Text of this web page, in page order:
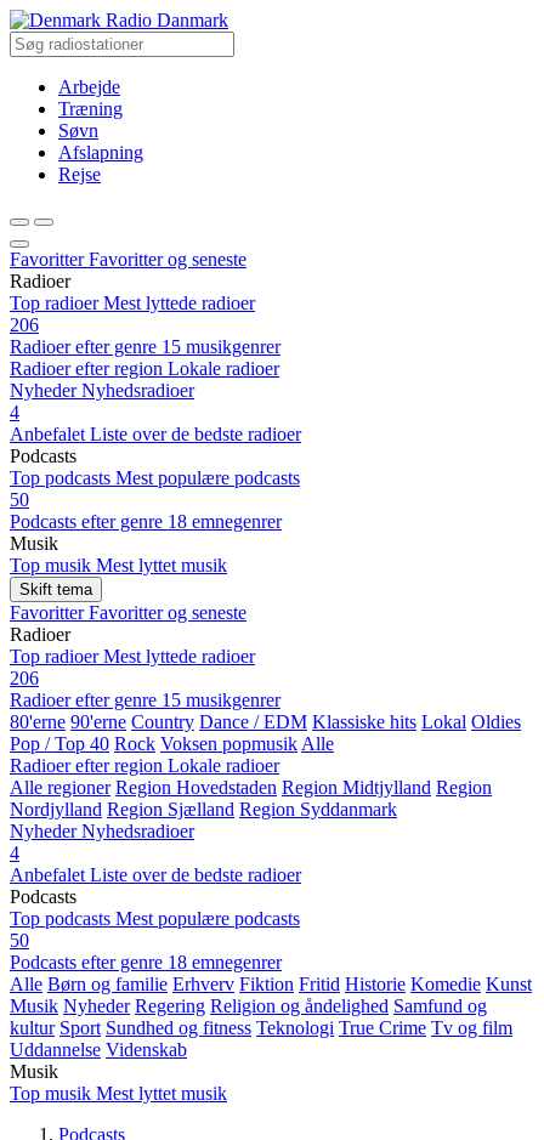
Radio Danmark
Arbejde
Træning
Søvn
Afslapning
Rejse
Favoritter Favoritter og seneste
Radioer
Top radioer Mest lyttede radioer
206
Radioer efter genre 15 musikgenrer
Radioer efter region Lokale radioer
Nyheder Nyhedsradioer
4
Anbefalet Liste over de bedste radioer
Podcasts
Top podcasts Mest populære podcasts
50
Podcasts efter genre 18 emnegenrer
Musik
Top musik Mest lyttet musik
Skift tema
Favoritter Favoritter og seneste
Radioer
Top radioer Mest lyttede radioer
206
Radioer efter genre 15 musikgenrer
80'erne 90'erne Country Dance / EDM Klassiske hits Lokal Oldies
Pop / Top 40 Rock Voksen popmusik Alle
Radioer efter region Lokale radioer
Alle regioner Region Hovedstaden Region Midtjylland Region
Nordjylland Region Sjælland Region Syddanmark
Nyheder Nyhedsradioer
4
Anbefalet Liste over de bedste radioer
Podcasts
Top podcasts Mest populære podcasts
50
Podcasts efter genre 18 emnegenrer
Alle Børn og familie Erhverv Fiktion Fritid Historie Komedie Kunst
Musik Nyheder Regering Religion og åndelighed Samfund og
kultur Sport Sundhed og fitness Teknologi True Crime Tv og film
Uddannelse Videnskab
Musik
Top musik Mest lyttet musik
Podcasts